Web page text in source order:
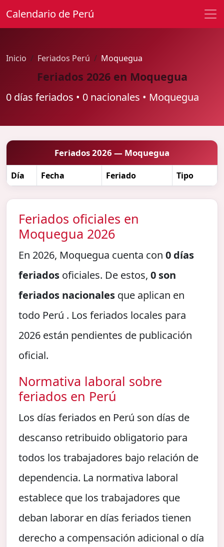
Calendario de Perú
Inicio Feriados Perú Moquegua
Feriados 2026 en Moquegua
0 días feriados • 0 nacionales • Moquegua
Feriados 2026 — Moquegua
Día Fecha Feriado Tipo
Feriados oficiales en
Moquegua 2026
En 2026, Moquegua cuenta con 0 días
feriados oficiales. De estos, 0 son
feriados nacionales que aplican en
todo Perú . Los feriados locales para
2026 están pendientes de publicación
oficial.
Normativa laboral sobre
feriados en Perú
Los días feriados en Perú son días de
descanso retribuido obligatorio para
todos los trabajadores bajo relación de
dependencia. La normativa laboral
establece que los trabajadores que
deban laborar en días feriados tienen
derecho a compensación adicional o día